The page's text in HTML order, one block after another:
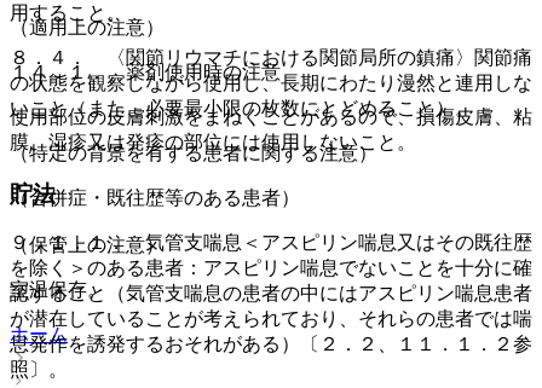
（適用上の注意）
１４．１． 薬剤使用時の注意
使用部位の皮膚刺激をまねくことがあるので、損傷皮膚、粘
膜、湿疹又は発疹の部位には使用しないこと。
貯法
（保管上の注意）
室温保存。
ホーム
用すること。
８．４． 〈関節リウマチにおける関節局所の鎮痛〉関節痛
の状態を観察しながら使用し、長期にわたり漫然と連用しな
いこと（また、必要最小限の枚数にとどめること）。
（特定の背景を有する患者に関する注意）
（合併症・既往歴等のある患者）
９．１．１． 気管支喘息＜アスピリン喘息又はその既往歴
を除く＞のある患者：アスピリン喘息でないことを十分に確
認すること（気管支喘息の患者の中にはアスピリン喘息患者
が潜在していることが考えられており、それらの患者では喘
息発作を誘発するおそれがある）〔２．２、１１．１．２参
照〕。